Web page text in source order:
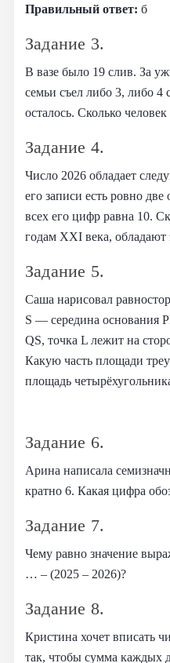
Правильный ответ: б
Задание 3.
В вазе было 19 слив. За
семьи съел либо 3, либо 4
осталось. Сколько
Задание 4.
Число 2026 обладает
его записи есть ровно
всех его цифр равна 10.
годам XXI века,
Задание 5.
Саша нарисовал
S — середина основания
QS, точка L лежит на
Какую часть площади
площадь
Задание 6.
Арина написала
кратно 6. Какая цифра
Задание 7.
Чему равно значение
… – (2025 – 2026)?
Задание 8.
Кристина хочет вписать
так, чтобы сумма каждых